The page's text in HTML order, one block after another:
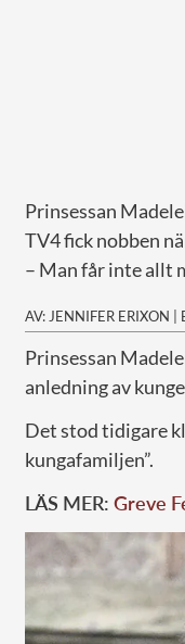
Prinsessan
TV4 fick nobben
– Man får inte allt
AV: JENNIFER ERIXON |
Prinsessan
anledning av
Det stod tidigare
kungafamiljen”.
LÄS MER: Greve